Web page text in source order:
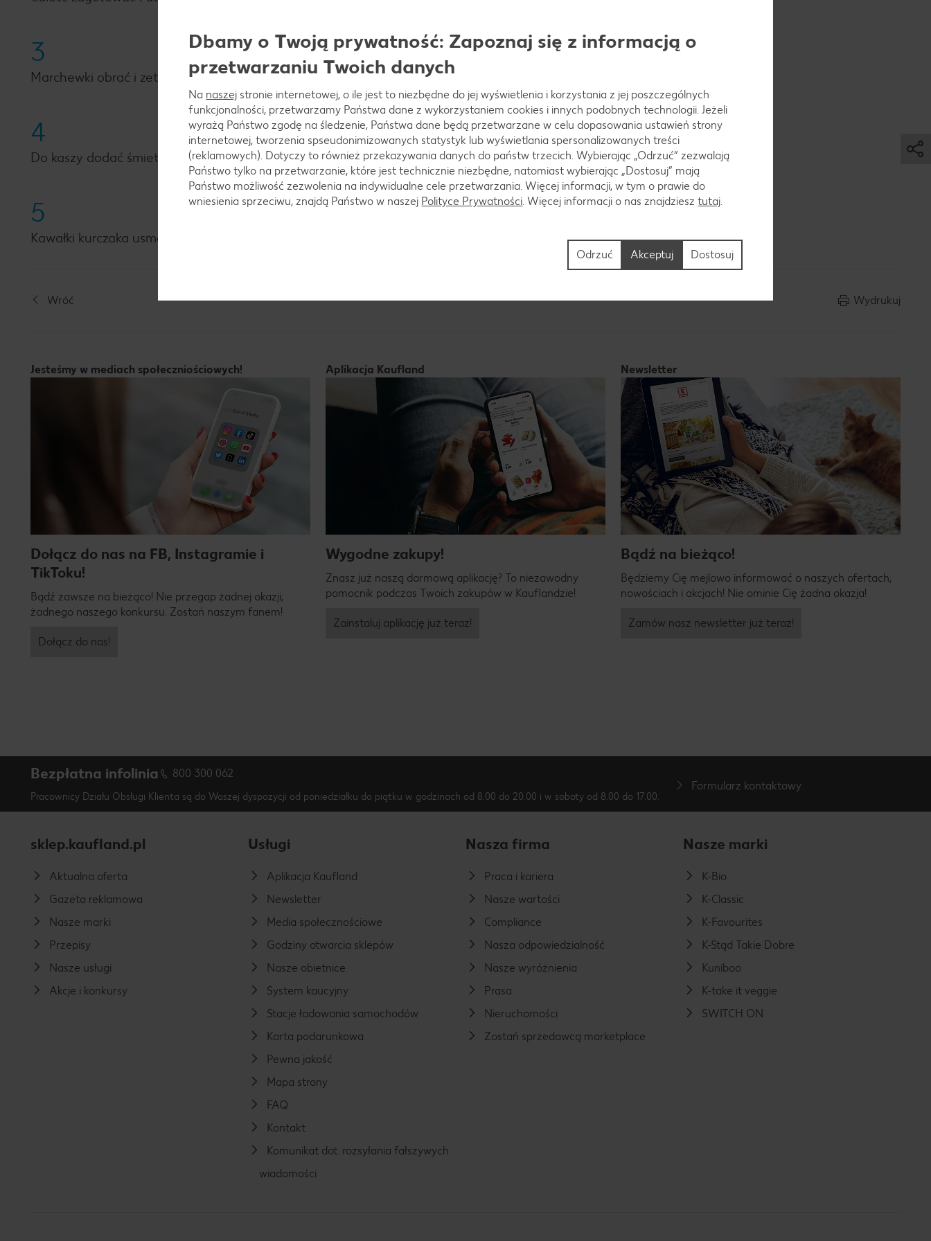
3
Marchewki obrać i zetrzeć. Piersi z kurczaka pokroić na małe kawałki.
4
Do kaszy dodać śmietanę, startą marchewkę i groszek, gotować kolejne 10 minut.
5
Kawałki kurczaka usmażyć na oleju. Mięso dodać do dania, całość doprawić solą, pieprzem i ziołami.
Wróć Wydrukuj
Jesteśmy w mediach społeczniościowych!
Dołącz do nas na FB, Instagramie i
TikToku!
Bądź zawsze na bieżąco! Nie przegap żadnej okazji,
żadnego naszego konkursu. Zostań naszym fanem!
Dołącz do nas!
Aplikacja Kaufland
Wygodne zakupy!
Znasz już naszą darmową aplikację? To niezawodny
pomocnik podczas Twoich zakupów w Kauflandzie!
Zainstaluj aplikację już teraz!
Newsletter
Bądź na bieżąco!
Będziemy Cię mejlowo informować o naszych ofertach,
nowościach i akcjach! Nie ominie Cię żadna okazja!
Zamów nasz newsletter już teraz!
Bezpłatna infolinia 800 300 062
Pracownicy Działu Obsługi Klienta są do Waszej dyspozycji od poniedziałku do piątku w godzinach od 8.00 do 20.00 i w soboty od 8.00 do 17.00.
Formularz kontaktowy
sklep.kaufland.pl
Aktualna oferta
Gazeta reklamowa
Nasze marki
Przepisy
Nasze usługi
Akcje i konkursy
Usługi
Aplikacja Kaufland
Newsletter
Media społecznościowe
Godziny otwarcia sklepów
Nasze obietnice
System kaucyjny
Stacje ładowania samochodów
Karta podarunkowa
Pewna jakość
Mapa strony
FAQ
Kontakt
Komunikat dot. rozsyłania fałszywych
wiadomości
Nasza firma
Praca i kariera
Nasze wartości
Compliance
Nasza odpowiedzialność
Nasze wyróżnienia
Prasa
Nieruchomości
Zostań sprzedawcą marketplace
Nasze marki
K-Bio
K-Classic
K-Favourites
K-Stąd Takie Dobre
Kuniboo
K-take it veggie
SWITCH ON
Dbamy o Twoją prywatność: Zapoznaj się z informacją o
przetwarzaniu Twoich danych
Na naszej stronie internetowej, o ile jest to niezbędne do jej wyświetlenia i korzystania z jej poszczególnych
funkcjonalności, przetwarzamy Państwa dane z wykorzystaniem cookies i innych podobnych technologii. Jeżeli
wyrażą Państwo zgodę na śledzenie, Państwa dane będą przetwarzane w celu dopasowania ustawień strony
internetowej, tworzenia spseudonimizowanych statystyk lub wyświetlania spersonalizowanych treści
(reklamowych). Dotyczy to również przekazywania danych do państw trzecich. Wybierając „Odrzuć“ zezwalają
Państwo tylko na przetwarzanie, które jest technicznie niezbędne, natomiast wybierając „Dostosuj” mają
Państwo możliwość zezwolenia na indywidualne cele przetwarzania. Więcej informacji, w tym o prawie do
wniesienia sprzeciwu, znajdą Państwo w naszej Polityce Prywatności . Więcej informacji o nas znajdziesztutaj
Dostosuj
Odrzuć Akceptuj